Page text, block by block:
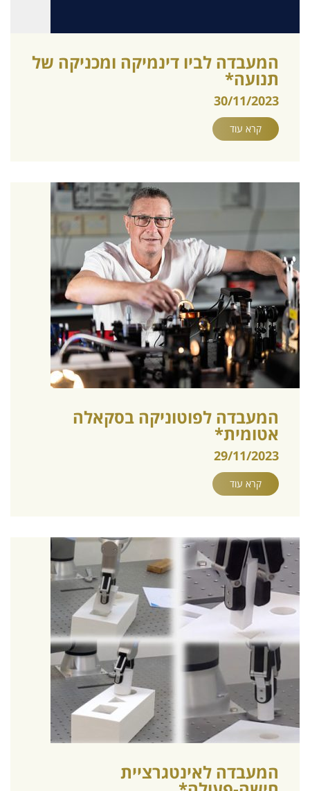
המעבדה לביו דינמיקה ומכניקה של
תנועה*
30/11/2023
קרא עוד
המעבדה לפוטוניקה בסקאלה
אטומית*
29/11/2023
קרא עוד
המעבדה לאינטגרציית